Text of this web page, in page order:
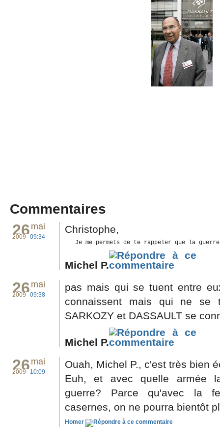
Commentaires
26 mai
2009 09:34
Christophe,
Je me permets de te rappeler que la
Michel P.
26 mai
2009 09:38
pas mais qui se tuent entre
connaissent mais qui ne se
SARKOZY et DASSAULT se
Michel P.
26 mai
2009 10:09
Ouah, Michel P., c'est très bien
Euh, et avec quelle armée
guerre? Parce qu'avec la
casernes, on ne pourra bientôt
Homer